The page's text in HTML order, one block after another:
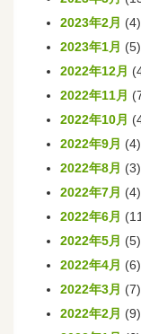
2023年2月 (4)
2023年1月 (5)
2022年12月
2022年11月
2022年10月
2022年9月 (4)
2022年8月 (3)
2022年7月 (4)
2022年6月
2022年5月 (5)
2022年4月 (6)
2022年3月 (7)
2022年2月 (9)